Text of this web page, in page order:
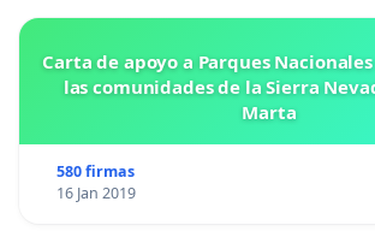
Carta de apoyo a Parques
las comunidades de la Sierra
Marta
580 firmas
16 Jan 2019